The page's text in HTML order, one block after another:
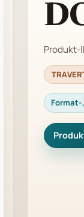
Produkt-